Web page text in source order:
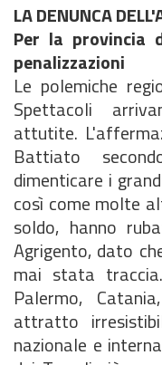
LA DENUNCA
Per la provincia
penalizzazioni
Le polemiche
Spettacoli
attutite.
Battiato
dimenticare i
così come molte
soldo, hanno
Agrigento, dato
mai stata
Palermo,
attratto
nazionale e